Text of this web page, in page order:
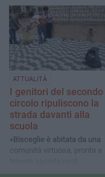
Spazio Open e gli alunni
delle quarte e quinte del
plesso di via Martiri di via
Fani. Appuntamento
mercoledì 28 maggio alle
17.30 presso Epass
ATTUALITÀ
I genitori del secondo
circolo ripuliscono la
strada davanti alla
scuola
«Bisceglie è abitata da una
comunità virtuosa, pronta a